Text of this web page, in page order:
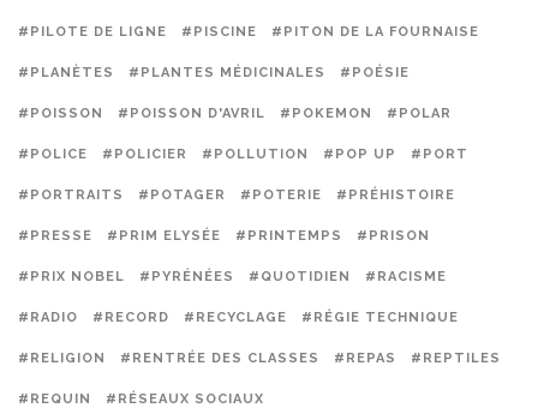
#PILOTE DE LIGNE #PISCINE #PITON DE LA FOURNAISE
#PLANÈTES #PLANTES MÉDICINALES #POÉSIE
#POISSON #POISSON D'AVRIL #POKEMON #POLAR
#POLICE #POLICIER #POLLUTION #POP UP #PORT
#PORTRAITS #POTAGER #POTERIE #PRÉHISTOIRE
#PRESSE #PRIM ELYSÉE #PRINTEMPS #PRISON
#PRIX NOBEL #PYRÉNÉES #QUOTIDIEN #RACISME
#RADIO #RECORD #RECYCLAGE #RÉGIE TECHNIQUE
#RELIGION #RENTRÉE DES CLASSES #REPAS #REPTILES
#REQUIN #RÉSEAUX SOCIAUX